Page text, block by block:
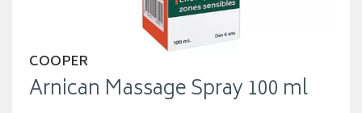
COOPER
Arnican Massage Spray 100 ml